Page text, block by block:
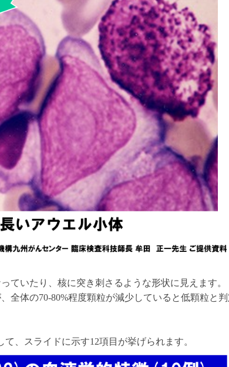
ていたり、核に突き刺さるような形状に見えます。
全体の70-80%程度顆粒が減少していると低顆粒と判
、スライドに示す12項目が挙げられます。